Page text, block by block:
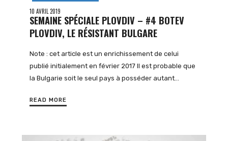
10 AVRIL 2019
SEMAINE SPÉCIALE PLOVDIV – #4 BOTEV
PLOVDIV, LE RÉSISTANT BULGARE
Note : cet article est un enrichissement de celui
publié initialement en février 2017 Il est probable que
la Bulgarie soit le seul pays à posséder autant…
READ MORE